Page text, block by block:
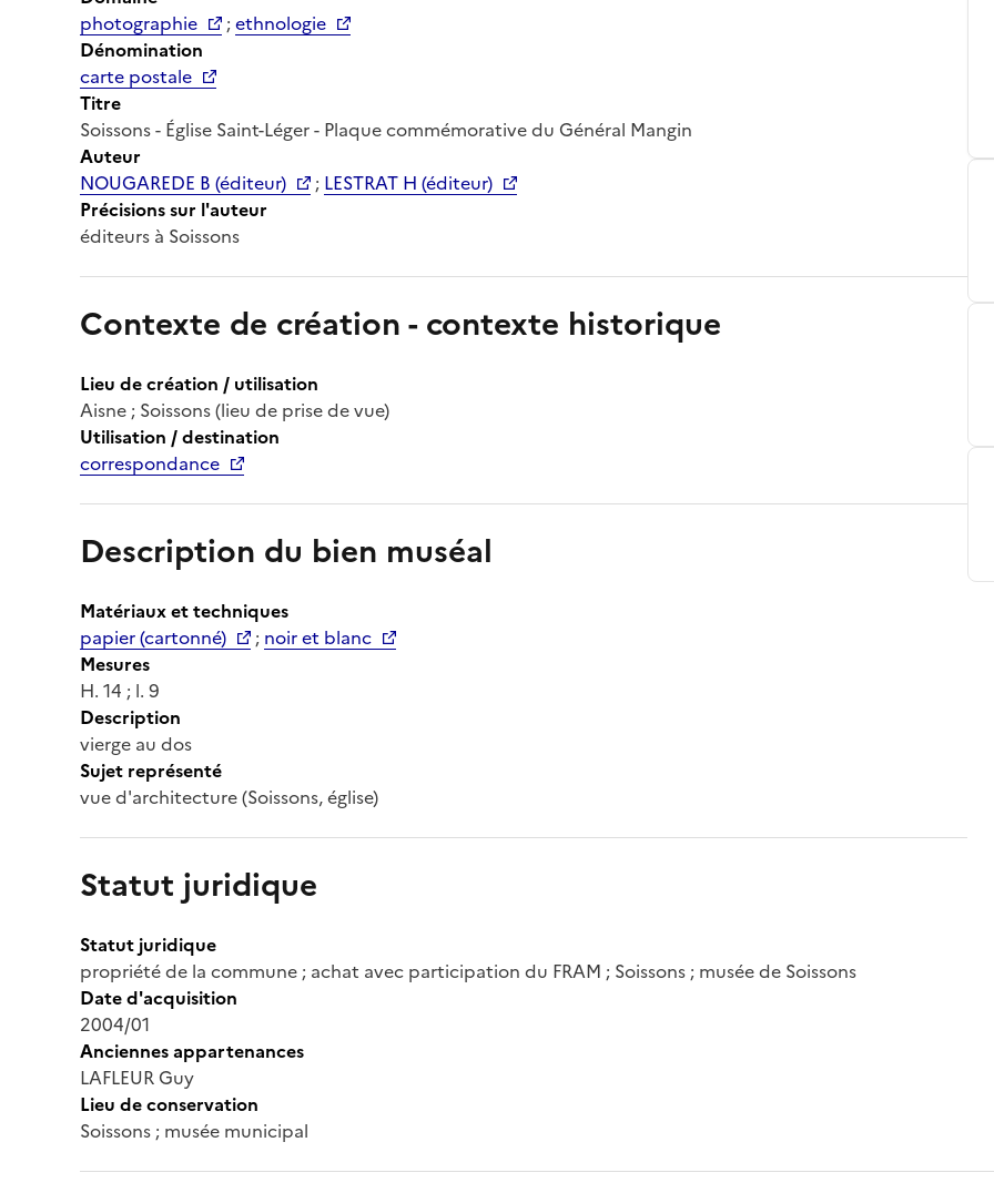
photographie
;ethnologie
Dénomination
carte postale
Titre
Soissons - Église Saint-Léger - Plaque commémorative du Général Mangin
Auteur
NOUGAREDE B (éditeur)
; LESTRAT H (éditeur)
Précisions sur l'auteur
éditeurs à Soissons
Contexte de création - contexte historique
Lieu de création / utilisation
Aisne ; Soissons (lieu de prise de vue)
Utilisation / destination
correspondance
Description du bien muséal
Matériaux et techniques
papier (cartonné)
; noir et blanc
Mesures
H. 14 ; l. 9
Description
vierge au dos
Sujet représenté
vue d'architecture (Soissons, église)
Statut juridique
Statut juridique
propriété de la commune ; achat avec participation du FRAM ; Soissons ; musée de Soissons
Date d'acquisition
2004/01
Anciennes appartenances
LAFLEUR Guy
Lieu de conservation
Soissons ; musée municipal